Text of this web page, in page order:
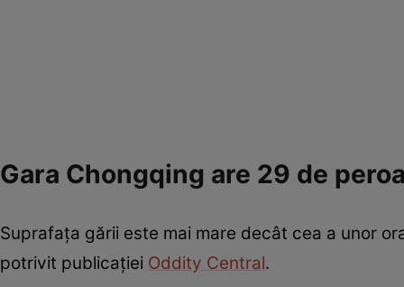
Gara Chongqing are 29 de
Suprafața gării este mai mare decât cea a unor
potrivit publicației Oddity Central.